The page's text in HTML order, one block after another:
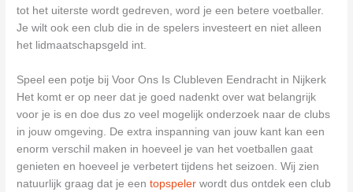
tot het uiterste wordt gedreven, word je een betere voetballer.
Je wilt ook een club die in de spelers investeert en niet alleen
het lidmaatschapsgeld int.
Speel een potje bij Voor Ons Is Clubleven Eendracht in Nijkerk
Het komt er op neer dat je goed nadenkt over wat belangrijk
voor je is en doe dus zo veel mogelijk onderzoek naar de clubs
in jouw omgeving. De extra inspanning van jouw kant kan een
enorm verschil maken in hoeveel je van het voetballen gaat
genieten en hoeveel je verbetert tijdens het seizoen. Wij zien
natuurlijk graag dat je eentopspeler wordt dus ontdek een club